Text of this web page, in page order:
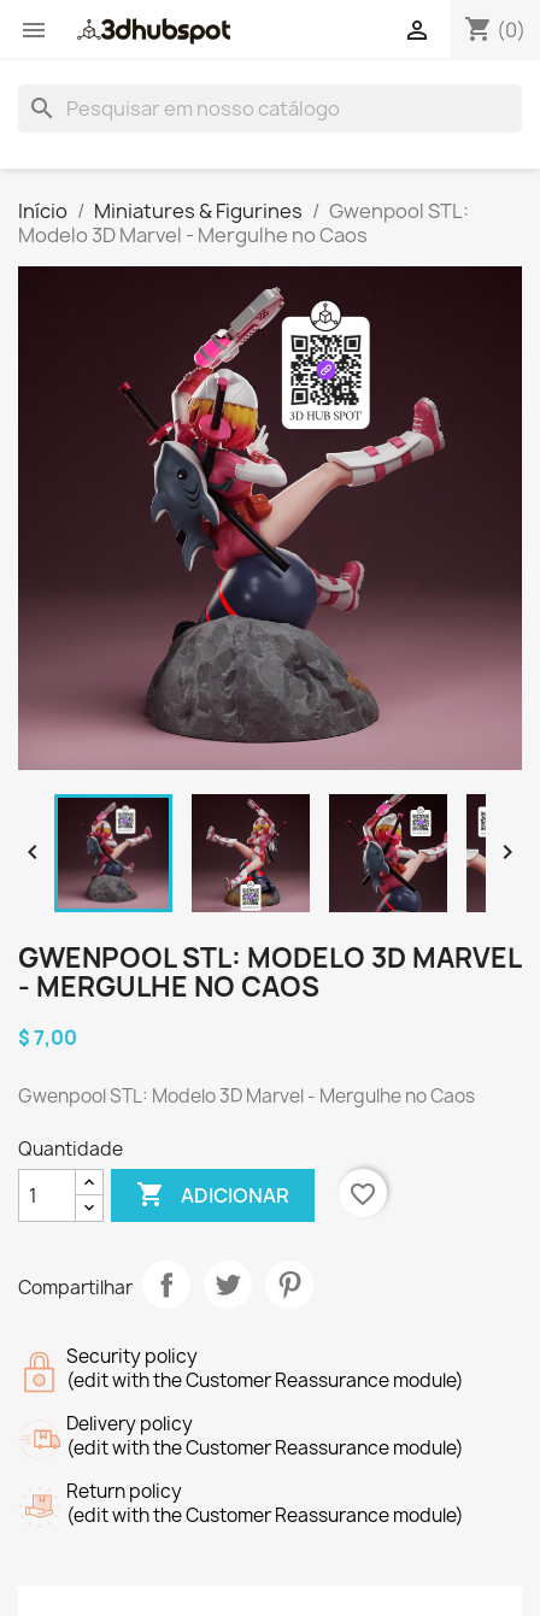
 shopping_cart (0)

search
Início Miniatures & Figurines
Gwenpool STL:
Modelo 3D Marvel - Mergulhe no Caos
 
GWENPOOL STL: MODELO 3D MARVEL
- MERGULHE NO CAOS
$ 7,00
Gwenpool STL: Modelo 3D Marvel - Mergulhe no Caos
Quantidade
 ADICIONAR favorite_border
Compartilhar
Security policy
(edit with the Customer Reassurance module)
Delivery policy
(edit with the Customer Reassurance module)
Return policy
(edit with the Customer Reassurance module)